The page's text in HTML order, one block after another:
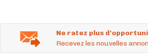
Ne ratez plus
Recevez les nouvelles